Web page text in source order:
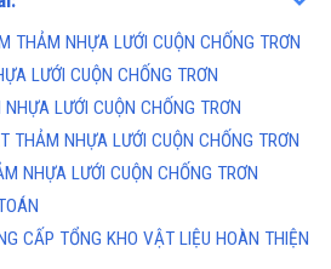
THẢM NHỰA LƯỚI CUỘN CHỐNG TRƠN
LƯỚI CUỘN CHỐNG TRƠN
LƯỚI CUỘN CHỐNG TRƠN
THẢM NHỰA LƯỚI CUỘN CHỐNG TRƠN
NHỰA LƯỚI CUỘN CHỐNG TRƠN
CẤP TỔNG KHO VẬT LIỆU HOÀN THIỆN